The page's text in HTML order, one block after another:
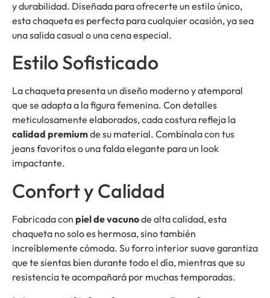
y durabilidad. Diseñada para ofrecerte un estilo único,
esta chaqueta es perfecta para cualquier ocasión, ya sea
una salida casual o una cena especial.
Estilo Sofisticado
La chaqueta presenta un diseño moderno y atemporal
que se adapta a la figura femenina. Con detalles
meticulosamente elaborados, cada costura refleja la
calidad premiumde su material. Combínala con tus
jeans favoritos o una falda elegante para un look
impactante.
Confort y Calidad
Fabricada con piel de vacunode alta calidad, esta
chaqueta no solo es hermosa, sino también
increíblemente cómoda. Su forro interior suave garantiza
que te sientas bien durante todo el día, mientras que su
resistencia te acompañará por muchas temporadas.